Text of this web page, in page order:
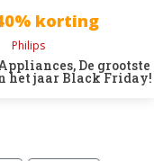
korting
Philips
De grootste
het jaar Black Friday!